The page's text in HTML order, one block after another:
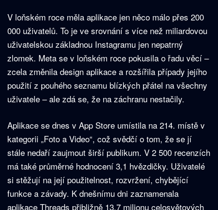
V loňském roce měla aplikace jen něco málo přes 200
000 uživatelů. To je ve srovnání s více než miliardovou
uživatelskou základnou Instagramu jen nepatrný
zlomek. Meta se v loňském roce pokusila o řadu věcí –
zcela změnila design aplikace a rozšířila případy jejího
použití z pouhého seznamu blízkých přátel na všechny
uživatele – ale zdá se, že na záchranu nestačily.
Aplikace se dnes v App Store umístila na 214. místě v
kategorii „Foto a Video“, což svědčí o tom, že se jí
stále nedaří zaujmout širší publikum. V 2 500 recenzích
má také průměrné hodnocení 3,1 hvězdičky. Uživatelé
si stěžují na její použitelnost, rozvržení, chybějící
funkce a závady. K dnešnímu dni zaznamenala
aplikace Threads přibližně 13,7 milionu celosvětových